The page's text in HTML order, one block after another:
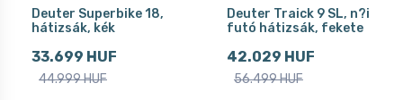
Deuter Superbike 18,
hátizsák, kék
33.699 HUF
44.999 HUF
Deuter Traick 9 SL, n?i
futó hátizsák, fekete
42.029 HUF
56.499 HUF